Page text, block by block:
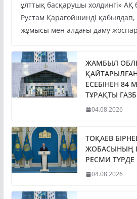
ұлттық басқарушы холдингі» АҚ
Рустам Қарағойшинді қабылдап,
жұмысы мен алдағы даму
ЖАМБЫЛ
ЕСЕБІНЕН 84
ТҰРАҚТЫ
04.08.2026
ТОҚАЕВ
ЖОБАСЫНЫҢ
РЕСМИ ТҮРДЕ
04.08.2026